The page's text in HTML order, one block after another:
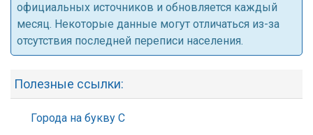
официальных источников и обновляется каждый
месяц. Некоторые данные могут отличаться из-за
отсутствия последней переписи населения.
Полезные ссылки:
Города на букву С